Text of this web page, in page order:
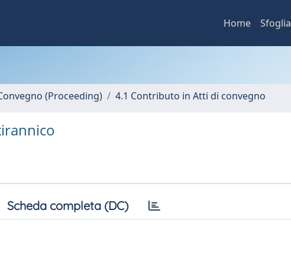
Home Sfoglia
(Proceeding) 4.1 Contributo in Atti di convegno
Scheda completa (DC)